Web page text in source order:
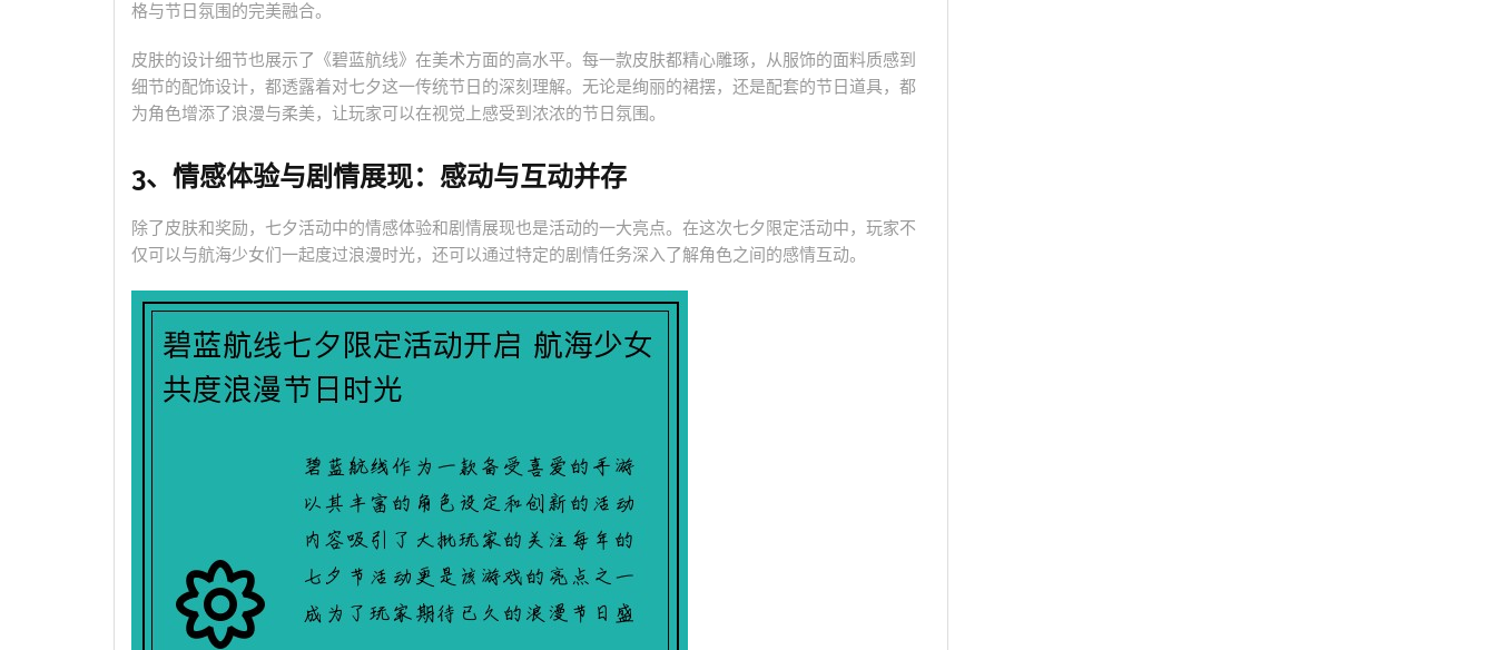
格与节日氛围的完美融合。
皮肤的设计细节也展示了《碧蓝航线》在美术方面的高水平。每一款皮肤都精心雕琢，从服饰的面料质感到
细节的配饰设计，都透露着对七夕这一传统节日的深刻理解。无论是绚丽的裙摆，还是配套的节日道具，都
为角色增添了浪漫与柔美，让玩家可以在视觉上感受到浓浓的节日氛围。
3、情感体验与剧情展现：感动与互动并存
除了皮肤和奖励，七夕活动中的情感体验和剧情展现也是活动的一大亮点。在这次七夕限定活动中，玩家不
仅可以与航海少女们一起度过浪漫时光，还可以通过特定的剧情任务深入了解角色之间的感情互动。